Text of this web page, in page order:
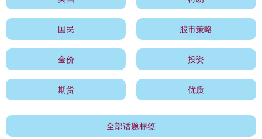
国民 股市策略
金价 投资
期货 优质
全部话题标签